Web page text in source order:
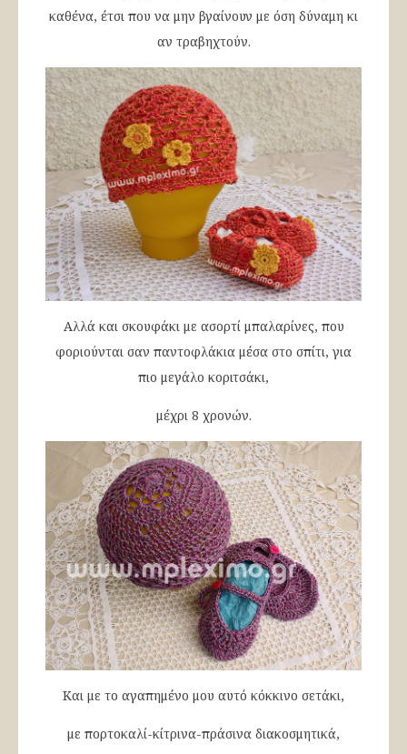
καθένα, έτσι που να μην βγαίνουν με όση δύναμη κι
αν τραβηχτούν.
Αλλά και σκουφάκι με ασορτί μπαλαρίνες, που
φοριούνται σαν παντοφλάκια μέσα στο σπίτι, για
πιο μεγάλο κοριτσάκι,
μέχρι 8 χρονών.
Και με το αγαπημένο μου αυτό κόκκινο σετάκι,
με πορτοκαλί-κίτρινα-πράσινα διακοσμητικά,